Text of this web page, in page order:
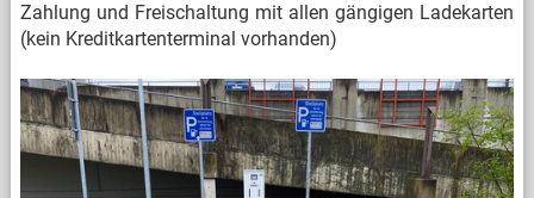
Zahlung und Freischaltung mit allen gängigen Ladekarten
(kein Kreditkartenterminal vorhanden)